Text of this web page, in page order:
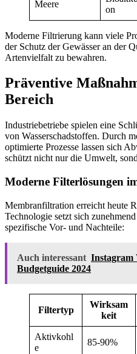
Meere
on
Moderne Filtrierung kann viele
der Schutz der Gewässer an der
Artenvielfalt zu bewahren.
Präventive
Bereich
Industriebetriebe spielen eine
von Wasserschadstoffen. Durch
optimierte Prozesse lassen sich
schützt nicht nur die Umwelt,
Moderne Filterlösungen
Membranfiltration erreicht heute
Technologie setzt sich
spezifische Vor- und Nachteile:
Auch interessant Instagram
Budgetguide 2024
Filtertyp
Wirksam
keit
Aktivkohl
e
85-90%